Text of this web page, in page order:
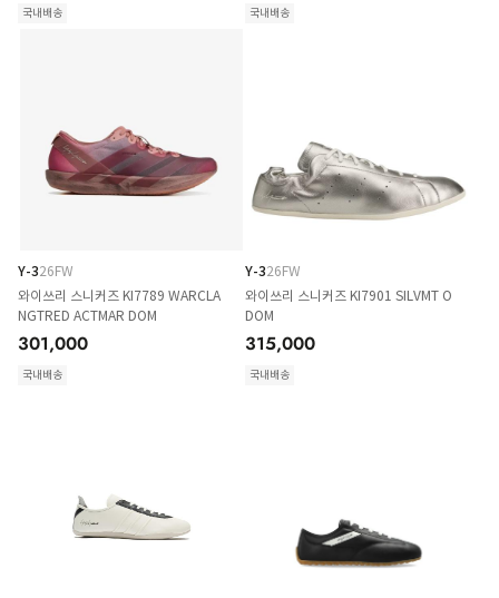
국내배송 국내배송
Y-326FW
와이쓰리 스니커즈 KI7789 WARCLA
NGTRED ACTMAR DOM
301,000
국내배송
Y-326FW
와이쓰리 스니커즈 KI7901 SILVMT O
DOM
315,000
국내배송